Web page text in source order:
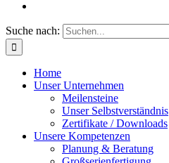
Suche nach:
Home
Unser Unternehmen
Meilensteine
Unser Selbstverständnis
Zertifikate / Downloads
Unsere Kompetenzen
Planung & Beratung